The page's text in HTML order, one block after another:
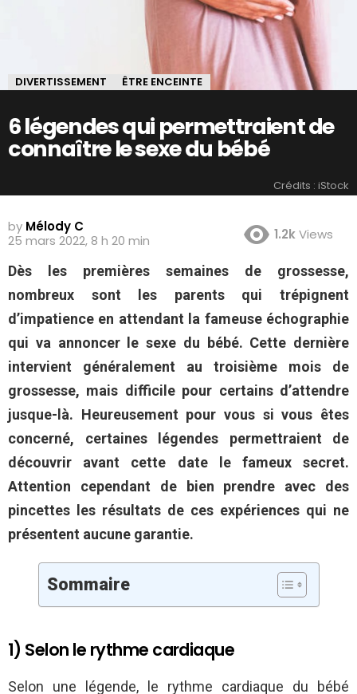
DIVERTISSEMENT ÊTRE ENCEINTE
6 légendes qui permettraient de
connaître le sexe du bébé
Crédits : iStock
by Mélody C
25 mars 2022, 8 h 20 min
1.2kViews
Dès les premières semaines de grossesse,
nombreux sont les parents qui trépignent
d’impatience en attendant la fameuse échographie
qui va annoncer le sexe du bébé. Cette dernière
intervient généralement au troisième mois de
grossesse, mais difficile pour certains d’attendre
jusque-là. Heureusement pour vous si vous êtes
concerné, certaines légendes permettraient de
découvrir avant cette date le fameux secret.
Attention cependant de bien prendre avec des
pincettes les résultats de ces expériences qui ne
présentent aucune garantie.
Sommaire
1) Selon le rythme cardiaque
Selon une légende, le rythme cardiaque du bébé